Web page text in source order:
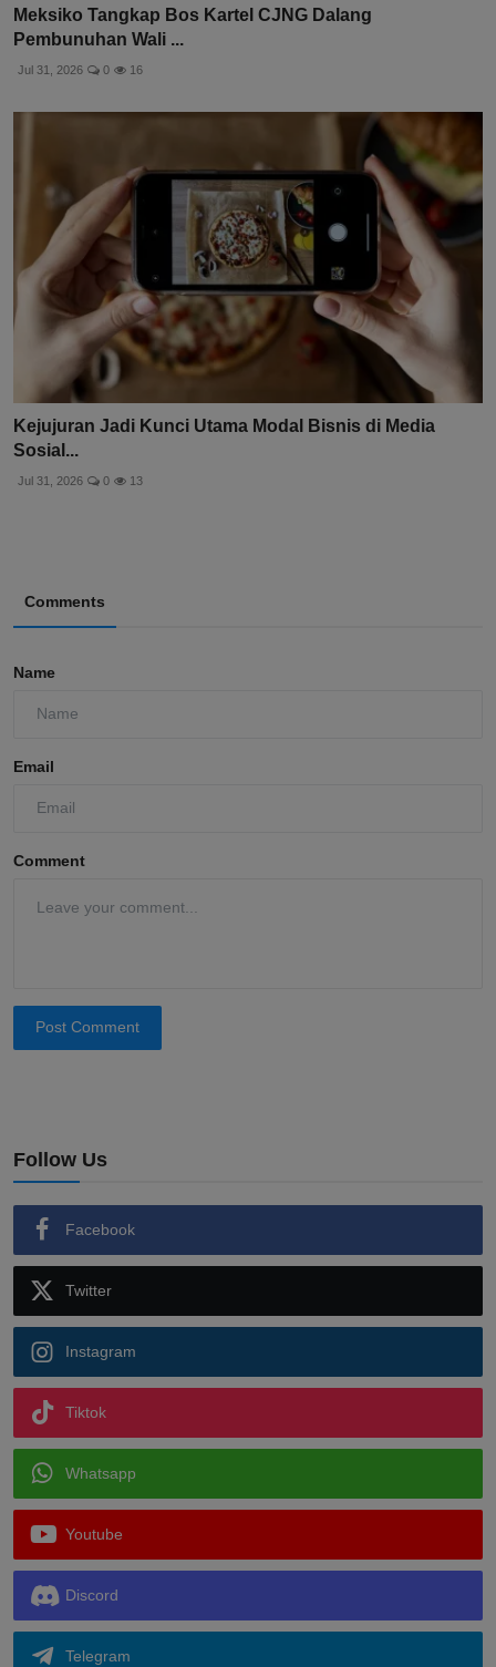
Meksiko Tangkap Bos Kartel CJNG Dalang
Pembunuhan Wali ...
Jul 31, 2026 0 16
Kejujuran Jadi Kunci Utama Modal Bisnis di Media
Sosial...
Jul 31, 2026 0 13
Comments
Name
Email
Comment
Post Comment
Follow Us
Facebook
Twitter
Instagram
Tiktok
Whatsapp
Youtube
Discord
Telegram